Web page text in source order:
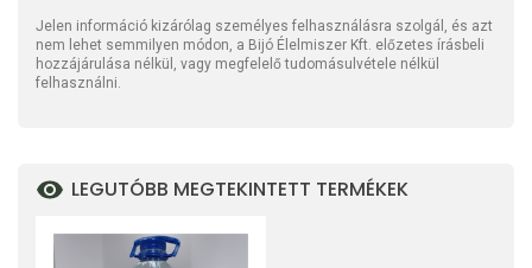
Jelen információ kizárólag személyes felhasználásra szolgál, és azt
nem lehet semmilyen módon, a Bijó Élelmiszer Kft. előzetes írásbeli
hozzájárulása nélkül, vagy megfelelő tudomásulvétele nélkül
felhasználni.
LEGUTÓBB MEGTEKINTETT TERMÉKEK